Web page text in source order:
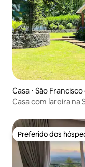
Casa ⋅ São
Casa com lareira na
Preferido dos
Preferido dos